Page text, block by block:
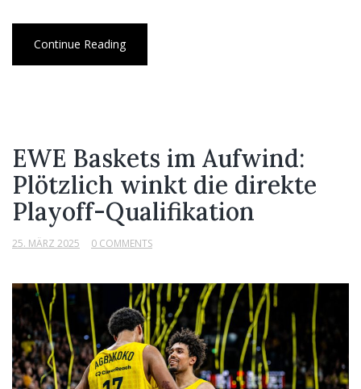
Continue Reading
EWE Baskets im Aufwind:
Plötzlich winkt die direkte
Playoff-Qualifikation
25. MÄRZ 2025 0 COMMENTS